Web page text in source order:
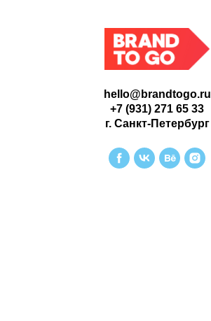
hello@brandtogo.ru
+7 (931) 271 65 33
г. Санкт-Петербург